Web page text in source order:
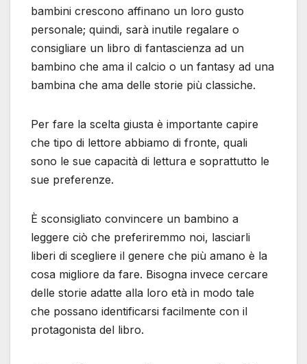
bambini crescono affinano un loro gusto
personale; quindi, sarà inutile regalare o
consigliare un libro di fantascienza ad un
bambino che ama il calcio o un fantasy ad una
bambina che ama delle storie più classiche.
Per fare la scelta giusta è importante capire
che tipo di lettore abbiamo di fronte, quali
sono le sue capacità di lettura e soprattutto le
sue preferenze.
È sconsigliato convincere un bambino a
leggere ciò che preferiremmo noi, lasciarli
liberi di scegliere il genere che più amano è la
cosa migliore da fare. Bisogna invece cercare
delle storie adatte alla loro età in modo tale
che possano identificarsi facilmente con il
protagonista del libro.